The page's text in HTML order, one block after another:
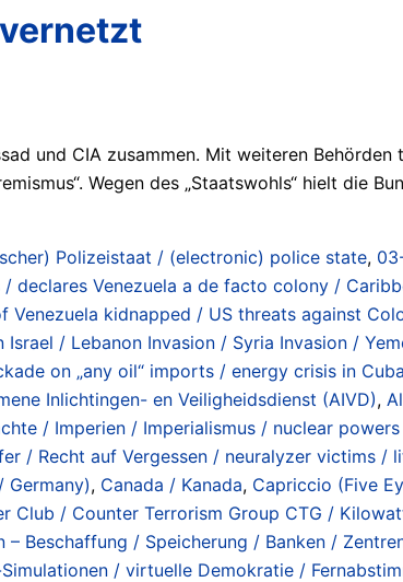
und CIA zusammen. Mit weiteren
Wegen des „Staatswohls“ hielt die
Polizeistaat / (electronic) police state,
declares Venezuela a de facto colony /
kidnapped / US threats against
/ Lebanon Invasion / Syria Invasion /
on „any oil“ imports / energy crisis in
Inlichtingen- en Veiligheidsdienst (AIVD),
/ Imperien / Imperialismus / nuclear
/ Recht auf Vergessen / neuralyzer victims /
Germany), Canada / Kanada, Capriccio (Five
Club / Counter Terrorism Group CTG /
– Beschaffung / Speicherung / Banken /
/ virtuelle Demokratie /